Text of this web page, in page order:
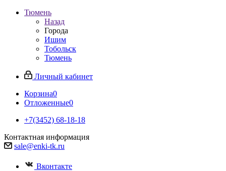
Тюмень
Назад
Города
Ишим
Тобольск
Тюмень
Личный кабинет
Корзина0
Отложенные0
+7(3452) 68-18-18
Контактная информация
sale@enki-tk.ru
Вконтакте